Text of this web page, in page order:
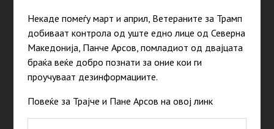
Некаде помеѓу март и април, Ветераните за Трамп
добиваат контрола од уште едно лице од Северна
Македонија, Панче Арсов, помладиот од двајцата
браќа веќе добро познати за оние кои ги
проучуваат дезинформациите.
Повеќе за Трајче и Пане Арсов на овој линк